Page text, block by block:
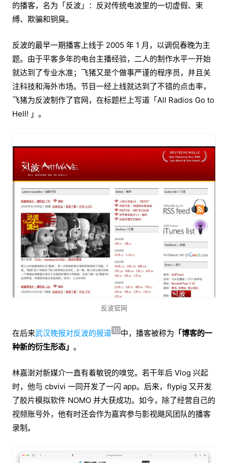
的播客，名为「反波」：反对传统电波里的一切虚假、束
缚、欺骗和铜臭。
反波的最早一期播客上线于 2005 年 1 月，以调侃春晚为主
题。由于平客多年的电台主播经验，二人的制作水平一开始
就达到了专业水准；飞猪又是个做事严谨的程序员，并且关
注科技和海外市场。节目一经上线就达到了不错的点击率，
飞猪为反波制作了官网，在标题栏上写道「All Radios Go to
Hell! 」。
反波官网
在后来武汉晚报对反波的报道10中，播客被称为 「博客的一
种新的衍生形态」 。
林嘉澍对新媒介一直有着敏锐的嗅觉。若干年后 Vlog 兴起
时，他与 cbvivi 一同开发了一闪 app。后来，flypig 又开发
了胶片模拟软件 NOMO 并大获成功。如今，除了经营自己的
视频账号外，他有时还会作为嘉宾参与影视飓风团队的播客
录制。